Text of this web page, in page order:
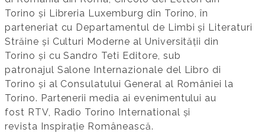
Torino și Libreria Luxemburg din Torino, în
parteneriat cu Departamentul de Limbi și Literaturi
Străine și Culturi Moderne al Universității din
Torino și cu Sandro Teti Editore, sub
patronajul Salone Internazionale del Libro di
Torino și al Consulatului General al României la
Torino. Partenerii media ai evenimentului au
fost RTV, Radio Torino International și
revista Inspirație Românească.